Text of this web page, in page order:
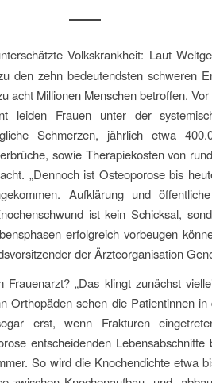
Volkskrankheit: Laut
den zehn bedeutendsten schweren
acht Millionen Menschen betroffen.
leiden Frauen unter der
Schmerzen, jährlich etwa
sowie Therapiekosten von
„Dennoch ist Osteoporose bis
Aufklärung und
ist kein Schicksal,
erfolgreich vorbeugen
der Ärzteorganisation
Frauenarzt? „Das klingt zunächst
Orthopäden sehen die Patientinnen
erst, wenn Frakturen
entscheidenden
So wird die Knochendichte etwa